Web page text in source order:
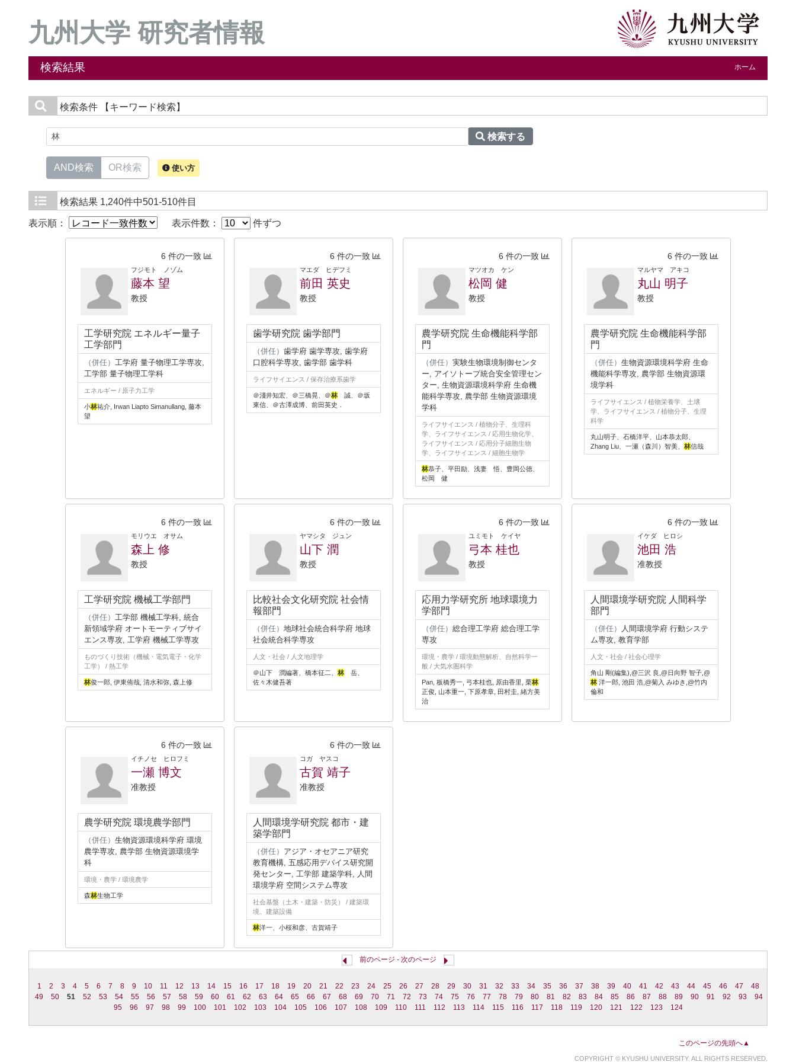
九州大学 研究者情報
検索結果 ホーム
検索条件 【キーワード検索】
検索する
AND検索 OR検索 使い方
検索結果 1,240件中501-510件目
表示順： 表示件数： 件ずつ
6 件の一致
フジモト ノゾム
藤本 望
教授
工学研究院 エネルギー量子
工学部門
（併任） 工学府 量子物理工学専攻,
工学部 量子物理工学科
エネルギー / 原子力工学
小林祐介, Irwan Liapto Simanullang, 藤本
望
6 件の一致
マエダ ヒデフミ
前田 英史
教授
歯学研究院 歯学部門
（併任） 歯学府 歯学専攻, 歯学府
口腔科学専攻, 歯学部 歯学科
ライフサイエンス / 保存治療系歯学
＠淺井知宏、＠三橋晃、＠林 誠、＠坂
東信、＠古澤成博、前田英史．
6 件の一致
マツオカ ケン
松岡 健
教授
農学研究院 生命機能科学部
門
（併任） 実験生物環境制御センタ
ー, アイソトープ統合安全管理セン
ター, 生物資源環境科学府 生命機
能科学専攻, 農学部 生物資源環境
学科
ライフサイエンス / 植物分子、生理科
学、ライフサイエンス / 応用生物化学、
ライフサイエンス / 応用分子細胞生物
学、ライフサイエンス / 細胞生物学
林恭子、平田励、浅妻 悟、豊岡公徳、
松岡 健
6 件の一致
マルヤマ アキコ
丸山 明子
教授
農学研究院 生命機能科学部
門
（併任） 生物資源環境科学府 生命
機能科学専攻, 農学部 生物資源環
境学科
ライフサイエンス / 植物栄養学、土壌
学、ライフサイエンス / 植物分子、生理
科学
丸山明子、石橋洋平、山本恭太郎、
Zhang Liu、一瀬（森川）智美、 林信哉
6 件の一致
モリウエ オサム
森上 修
教授
工学研究院 機械工学部門
（併任） 工学部 機械工学科, 統合
新領域学府 オートモーティブサイ
エンス専攻, 工学府 機械工学専攻
ものづくり技術（機械・電気電子・化学
工学） / 熱工学
林俊一郎, 伊東侑哉, 清水和弥, 森上修
6 件の一致
ヤマシタ ジュン
山下 潤
教授
比較社会文化研究院 社会情
報部門
（併任） 地球社会統合科学府 地球
社会統合科学専攻
人文・社会 / 人文地理学
＠山下 潤編著、橋本征二、 林 岳、
佐々木健吾著
6 件の一致
ユミモト ケイヤ
弓本 桂也
教授
応用力学研究所 地球環境力
学部門
（併任） 総合理工学府 総合理工学
専攻
環境・農学 / 環境動態解析、自然科学一
般 / 大気水圏科学
Pan, 板橋秀一, 弓本桂也, 原由香里, 栗林
正俊, 山本重一, 下原孝章, 田村圭, 緒方美
治
6 件の一致
イケダ ヒロシ
池田 浩
准教授
人間環境学研究院 人間科学
部門
（併任）
人間環境学府 行動システ
ム専攻, 教育学部
人文・社会 / 社会心理学
角山 剛(編集),@三沢 良,@日向野 智子,@
林 洋一郎, 池田 浩,@菊入 みゆき,@竹内
倫和
6 件の一致
イチノセ ヒロフミ
一瀬 博文
准教授
農学研究院 環境農学部門
（併任） 生物資源環境科学府 環境
農学専攻, 農学部 生物資源環境学
科
環境・農学 / 環境農学
森林生物工学
6 件の一致
コガ ヤスコ
古賀 靖子
准教授
人間環境学研究院 都市・建
築学部門
（併任） アジア・オセアニア研究
教育機構, 五感応用デバイス研究開
発センター, 工学部 建築学科, 人間
環境学府 空間システム専攻
社会基盤（土木・建築・防災） / 建築環
境、建築設備
林洋一、小桜和彦、古賀靖子
前のページ - 次のページ
1 2 3 4 5 6 7 8 9 10 11 12 13 14 15 16 17 18 19 20 21 22 23 24 25 26 27 28 29 30 31 32 33 34 35 36 37 38 39 40 41 42 43 44 45 46 47
48
49
50 51 52 53 54 55 56 57 58 59 60 61 62 63 64 65 66 67 68 69 70 71 72 73 74 75 76 77 78 79 80 81 82 83 84 85 86 87 88 89 90 91 92 93
94
95
96 97 98 99 100 101 102 103 104 105 106 107 108 109 110 111 112 113 114 115 116 117 118 119 120 121 122 123 124
このページの先頭へ▲
COPYRIGHT © KYUSHU UNIVERSITY. ALL RIGHTS RESERVED.